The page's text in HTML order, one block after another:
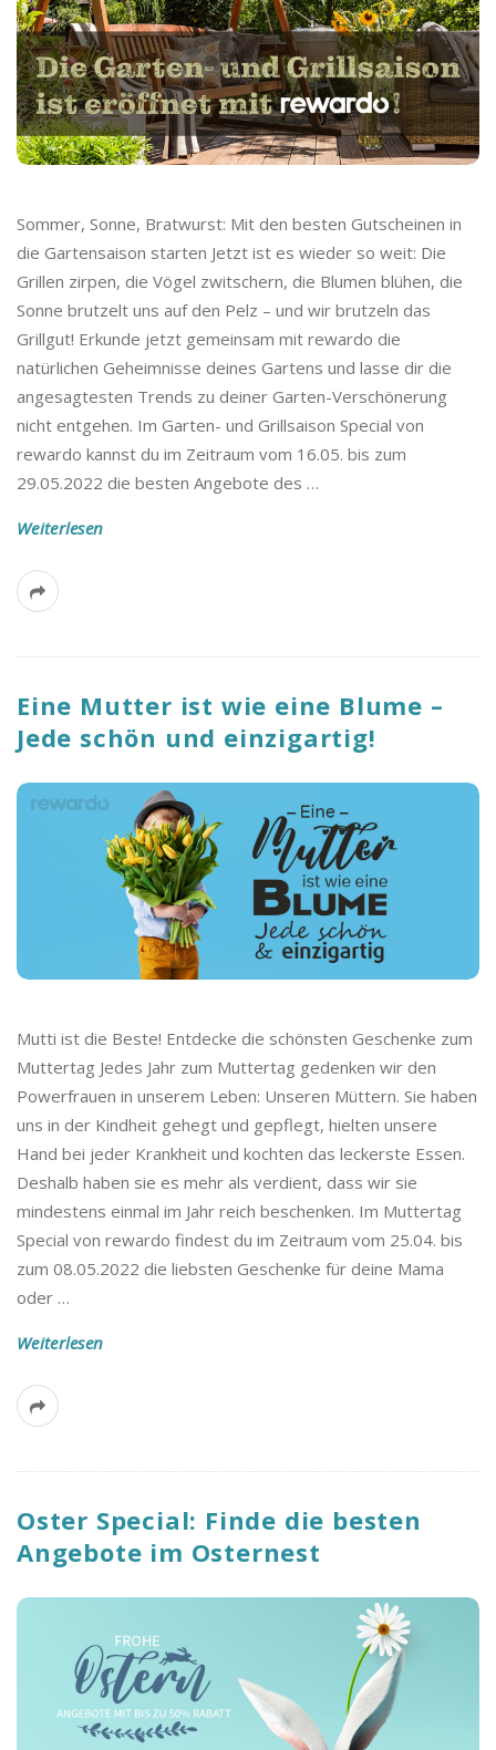
Sommer, Sonne, Bratwurst: Mit den besten Gutscheinen in
die Gartensaison starten Jetzt ist es wieder so weit: Die
Grillen zirpen, die Vögel zwitschern, die Blumen blühen, die
Sonne brutzelt uns auf den Pelz – und wir brutzeln das
Grillgut! Erkunde jetzt gemeinsam mit rewardo die
natürlichen Geheimnisse deines Gartens und lasse dir die
angesagtesten Trends zu deiner Garten-Verschönerung
nicht entgehen. Im Garten- und Grillsaison Special von
rewardo kannst du im Zeitraum vom 16.05. bis zum
29.05.2022 die besten Angebote des …
Weiterlesen
Eine Mutter ist wie eine Blume –
Jede schön und einzigartig!
Mutti ist die Beste! Entdecke die schönsten Geschenke zum
Muttertag Jedes Jahr zum Muttertag gedenken wir den
Powerfrauen in unserem Leben: Unseren Müttern. Sie haben
uns in der Kindheit gehegt und gepflegt, hielten unsere
Hand bei jeder Krankheit und kochten das leckerste Essen.
Deshalb haben sie es mehr als verdient, dass wir sie
mindestens einmal im Jahr reich beschenken. Im Muttertag
Special von rewardo findest du im Zeitraum vom 25.04. bis
zum 08.05.2022 die liebsten Geschenke für deine Mama
oder …
Weiterlesen
Oster Special: Finde die besten
Angebote im Osternest